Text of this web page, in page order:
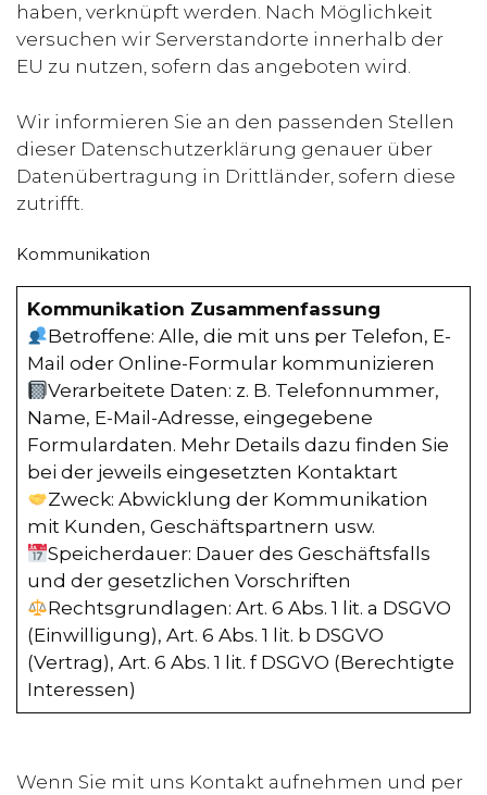
haben, verknüpft werden. Nach Möglichkeit
versuchen wir Serverstandorte innerhalb der
EU zu nutzen, sofern das angeboten wird.
Wir informieren Sie an den passenden Stellen
dieser Datenschutzerklärung genauer über
Datenübertragung in Drittländer, sofern diese
zutrifft.
Kommunikation
Kommunikation Zusammenfassung
Betroffene: Alle, die mit uns per Telefon, E-
Mail oder Online-Formular kommunizieren
Verarbeitete Daten: z. B. Telefonnummer,
Name, E-Mail-Adresse, eingegebene
Formulardaten. Mehr Details dazu finden Sie
bei der jeweils eingesetzten Kontaktart
Zweck: Abwicklung der Kommunikation
mit Kunden, Geschäftspartnern usw.
Speicherdauer: Dauer des Geschäftsfalls
und der gesetzlichen Vorschriften
Rechtsgrundlagen: Art. 6 Abs. 1 lit. a DSGVO
(Einwilligung), Art. 6 Abs. 1 lit. b DSGVO
(Vertrag), Art. 6 Abs. 1 lit. f DSGVO (Berechtigte
Interessen)
Wenn Sie mit uns Kontakt aufnehmen und per